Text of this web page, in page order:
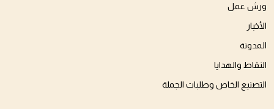
ورش عمل
الأخبار
المدونة
النقاط والهدايا
التصنيع الخاص وطلبات الجملة